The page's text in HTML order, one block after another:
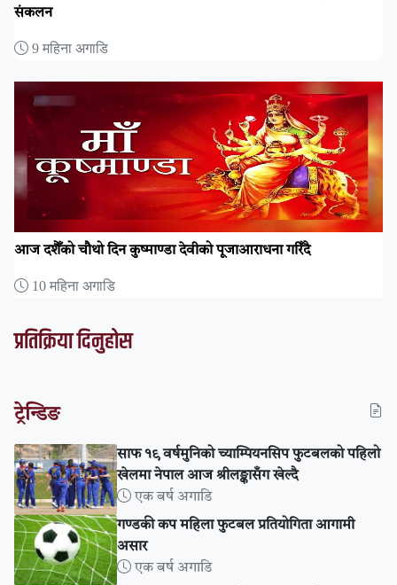
संकलन
9 महिना अगाडि
आज दशैँको चौथो दिन कुष्माण्डा देवीको पूजाआराधना गरिँदै
10 महिना अगाडि
प्रतिक्रिया दिनुहोस
ट्रेन्डिङ
साफ १९ वर्षमुनिको च्याम्पियनसिप फुटबलको पहिलो
खेलमा नेपाल आज श्रीलङ्कासँग खेल्दै
एक बर्ष अगाडि
गण्डकी कप महिला फुटबल प्रतियोगिता आगामी
असार
एक बर्ष अगाडि